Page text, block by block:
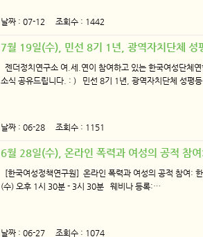
날짜 : 07-12 조회수 : 1442
7월 19일(수), 민선 8기 1년, 광역자치단체 성
젠더정치연구소 여.세.연이 참여하고 있는 한국여성단체
소식 공유드립니다. : ) 민선 8기 1년, 광역자치단체 성평
날짜 : 06-28 조회수 : 1151
6월 28일(수), 온라인 폭력과 여성의 공적 참
[한국여성정책연구원] 온라인 폭력과 여성의 공적 참여:
(수) 오후 1시 30분 - 3시 30분 웨비나 등록:…
날짜 : 06-27 조회수 : 1074